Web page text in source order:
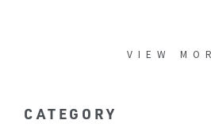
CATEGORY
VIEW